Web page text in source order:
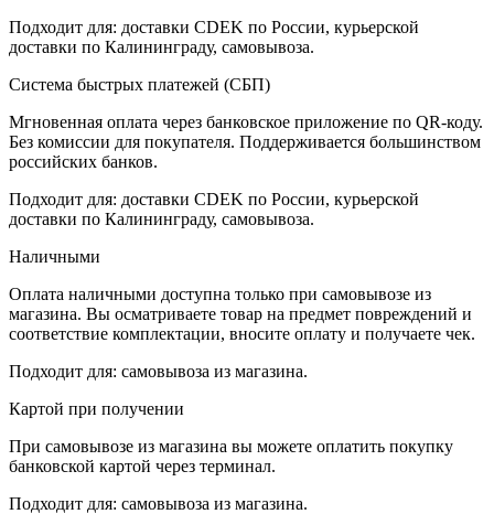
Подходит для: доставки CDEK по России, курьерской
доставки по Калининграду, самовывоза.
Система быстрых платежей (СБП)
Мгновенная оплата через банковское приложение по QR-коду.
Без комиссии для покупателя. Поддерживается большинством
российских банков.
Подходит для: доставки CDEK по России, курьерской
доставки по Калининграду, самовывоза.
Наличными
Оплата наличными доступна только при самовывозе из
магазина. Вы осматриваете товар на предмет повреждений и
соответствие комплектации, вносите оплату и получаете чек.
Подходит для: самовывоза из магазина.
Картой при получении
При самовывозе из магазина вы можете оплатить покупку
банковской картой через терминал.
Подходит для: самовывоза из магазина.